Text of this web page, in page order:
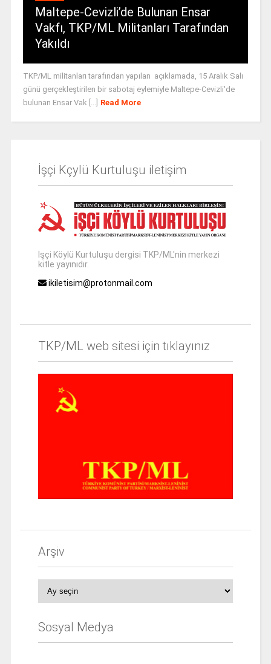
Maltepe-Cevizli’de Bulunan Ensar
Vakfı, TKP/ML Militanları Tarafından
Yakıldı
TKP/ML militanları tarafından yapılan açıklamada, 15 Aralık Salı
günü gerçekleştirilen bir sabotaj eylemiyle Maltepe-Cevizli'de
bulunan Ensar Vak [...] Read More
İşçi Kçylü Kurtuluşu iletişim
İşçi Köylü Kurtuluşu dergisi TKP/ML'nin merkezi
kitle yayınıdır.
ikiletisim@protonmail.com
TKP/ML web sitesi için tıklayınız
Arşiv
Sosyal Medya